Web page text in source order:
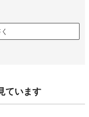
ています